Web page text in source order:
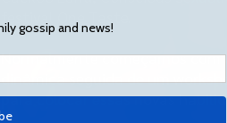
Normalmente começamos
dinâmica seguida de um
para colocar essas novas